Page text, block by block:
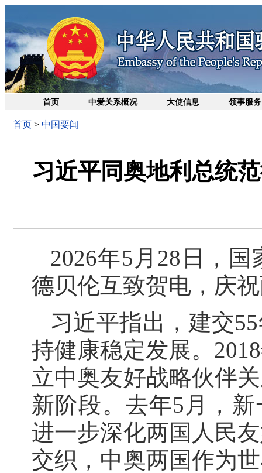
首页 中爱关系概况 大使信息 领事服务
首页 > 中国要闻
习近平同奥地利总统
2026年5月28日，
德贝伦互致贺电，庆
习近平指出，建交
持健康稳定发展。
立中奥友好战略伙伴
新阶段。去年5月，
进一步深化两国人民
交织，中奥两国作为